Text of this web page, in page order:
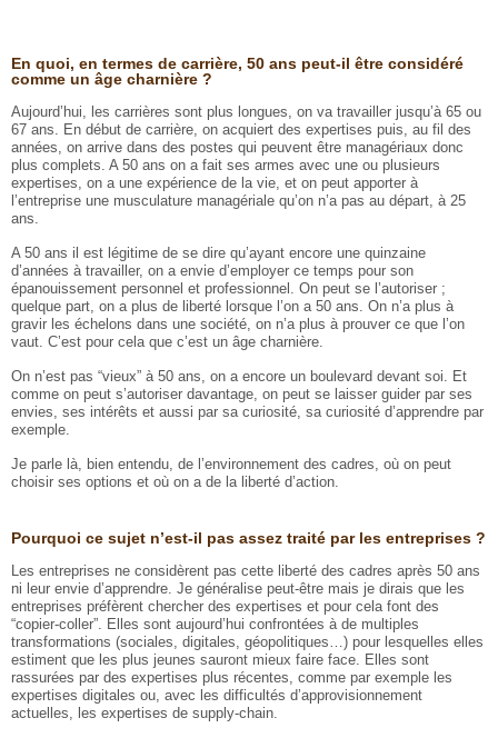
En quoi, en termes de carrière, 50 ans peut-il être considéré
comme un âge charnière ?
Aujourd’hui, les carrières sont plus longues, on va travailler jusqu’à 65 ou
67 ans. En début de carrière, on acquiert des expertises puis, au fil des
années, on arrive dans des postes qui peuvent être managériaux donc
plus complets. A 50 ans on a fait ses armes avec une ou plusieurs
expertises, on a une expérience de la vie, et on peut apporter à
l’entreprise une musculature managériale qu’on n’a pas au départ, à 25
ans.
A 50 ans il est légitime de se dire qu’ayant encore une quinzaine
d’années à travailler, on a envie d’employer ce temps pour son
épanouissement personnel et professionnel. On peut se l’autoriser ;
quelque part, on a plus de liberté lorsque l’on a 50 ans. On n’a plus à
gravir les échelons dans une société, on n’a plus à prouver ce que l’on
vaut. C’est pour cela que c’est un âge charnière.
On n’est pas “vieux” à 50 ans, on a encore un boulevard devant soi. Et
comme on peut s’autoriser davantage, on peut se laisser guider par ses
envies, ses intérêts et aussi par sa curiosité, sa curiosité d’apprendre par
exemple.
Je parle là, bien entendu, de l’environnement des cadres, où on peut
choisir ses options et où on a de la liberté d’action.
Pourquoi ce sujet n’est-il pas assez traité par les entreprises ?
Les entreprises ne considèrent pas cette liberté des cadres après 50 ans
ni leur envie d’apprendre. Je généralise peut-être mais je dirais que les
entreprises préfèrent chercher des expertises et pour cela font des
“copier-coller”. Elles sont aujourd’hui confrontées à de multiples
transformations (sociales, digitales, géopolitiques…) pour lesquelles elles
estiment que les plus jeunes sauront mieux faire face. Elles sont
rassurées par des expertises plus récentes, comme par exemple les
expertises digitales ou, avec les difficultés d’approvisionnement
actuelles, les expertises de supply-chain.